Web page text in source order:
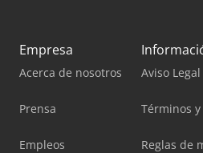
Empresa
Acerca de nosotros
Prensa
Empleos
Aviso Legal
Términos
Reglas de